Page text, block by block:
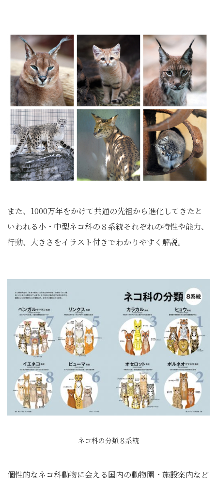
また、1000万年をかけて共通の先祖から進化してきたと
いわれる小・中型ネコ科の８系統それぞれの特性や能力、
行動、大きさをイラスト付きでわかりやすく解説。
ネコ科の分類８系統
個性的なネコ科動物に会える国内の動物園・施設案内など